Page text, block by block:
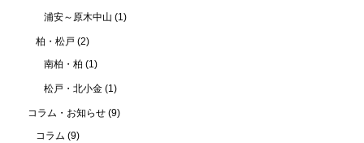
浦安～原木中山 (1)
柏・松戸 (2)
南柏・柏 (1)
松戸・北小金 (1)
コラム・お知らせ (9)
コラム (9)